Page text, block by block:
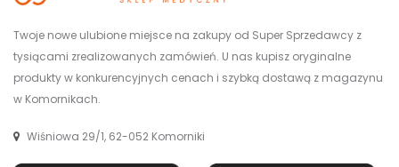
Twoje nowe ulubione miejsce na zakupy od Super Sprzedawcy z
tysiącami zrealizowanych zamówień. U nas kupisz oryginalne
produkty w konkurencyjnych cenach i szybką dostawą z magazynu
w Komornikach.
Wiśniowa 29/1, 62-052 Komorniki